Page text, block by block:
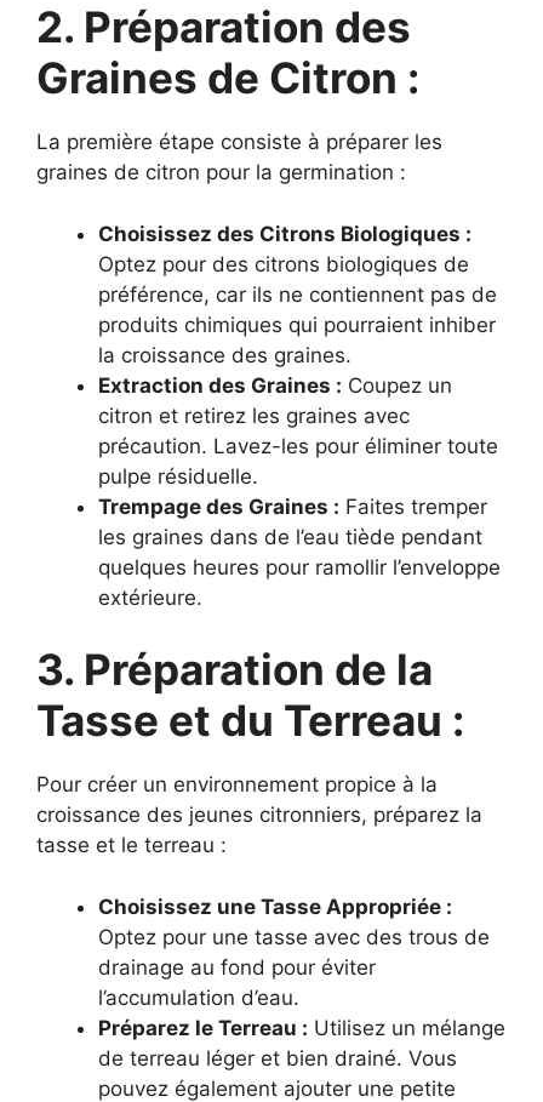
2. Préparation des
Graines de Citron :
La première étape consiste à préparer les
graines de citron pour la germination :
Choisissez des Citrons Biologiques :
Optez pour des citrons biologiques de
préférence, car ils ne contiennent pas de
produits chimiques qui pourraient inhiber
la croissance des graines.
Extraction des Graines : Coupez un
citron et retirez les graines avec
précaution. Lavez-les pour éliminer toute
pulpe résiduelle.
Trempage des Graines : Faites tremper
les graines dans de l’eau tiède pendant
quelques heures pour ramollir l’enveloppe
extérieure.
3. Préparation de la
Tasse et du Terreau :
Pour créer un environnement propice à la
croissance des jeunes citronniers, préparez la
tasse et le terreau :
Choisissez une Tasse Appropriée :
Optez pour une tasse avec des trous de
drainage au fond pour éviter
l’accumulation d’eau.
Préparez le Terreau : Utilisez un mélange
de terreau léger et bien drainé. Vous
pouvez également ajouter une petite